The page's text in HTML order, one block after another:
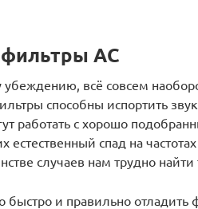
АС
всё совсем
способны испортить
работать с хорошо
спад на
случаев нам трудно найти
и правильно отладить